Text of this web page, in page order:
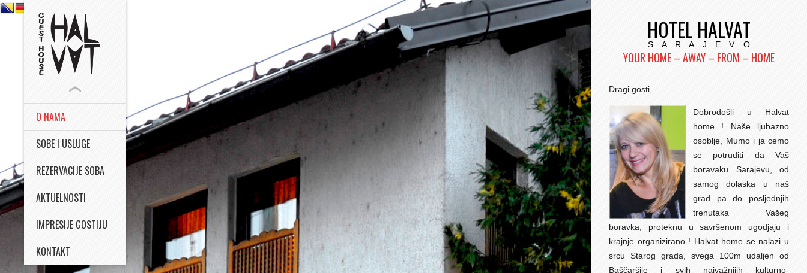
O NAMA
SOBE I USLUGE
REZERVACIJE SOBA
AKTUELNOSTI
IMPRESIJE GOSTIJU
KONTAKT
HOTEL HALVAT
S A R A J E V O
YOUR HOME – AWAY – FROM – HOME
Dragi gosti,
Dobrodošli u Halvat
home ! Naše ljubazno
osoblje, Mumo i ja cemo
se potruditi da Vaš
boravaku Sarajevu, od
samog dolaska u naš
grad pa do posljednjih
trenutaka Vašeg
boravka, proteknu u savršenom ugodjaju i
krajnje organizirano ! Halvat home se nalazi u
srcu Starog grada, svega 100m udaljen od
Baščaršije i svih najvažnijih kulturno-